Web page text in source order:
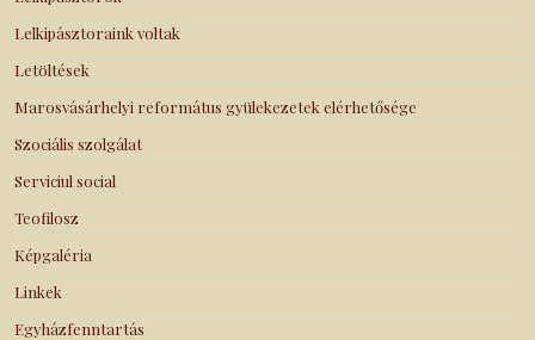
Lelkipásztoraink voltak
Letöltések
Marosvásárhelyi református gyülekezetek elérhetősége
Szociális szolgálat
Serviciul social
Teofilosz
Képgaléria
Linkek
Egyházfenntartás